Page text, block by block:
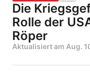
Die
Rolle der
Röper
Aktualisiert am Aug.